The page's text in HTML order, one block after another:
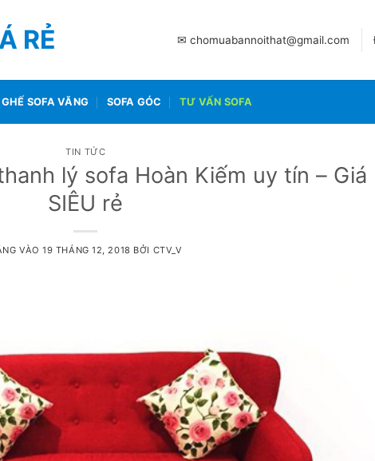
RẺ ✉ chomuabannoithat@gmail.com
GHẾ SOFA VĂNG SOFA GÓC TƯ VẤN SOFA
TIN TỨC
lý sofa Hoàn Kiếm uy tín – Giá
SIÊU rẻ
VÀO19 THÁNG 12, 2018 BỞI CTV_V